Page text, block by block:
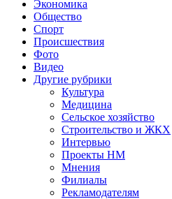
Экономика
Общество
Спорт
Происшествия
Фото
Видео
Другие рубрики
Культура
Медицина
Сельское хозяйство
Строительство и ЖКХ
Интервью
Проекты НМ
Мнения
Филиалы
Рекламодателям